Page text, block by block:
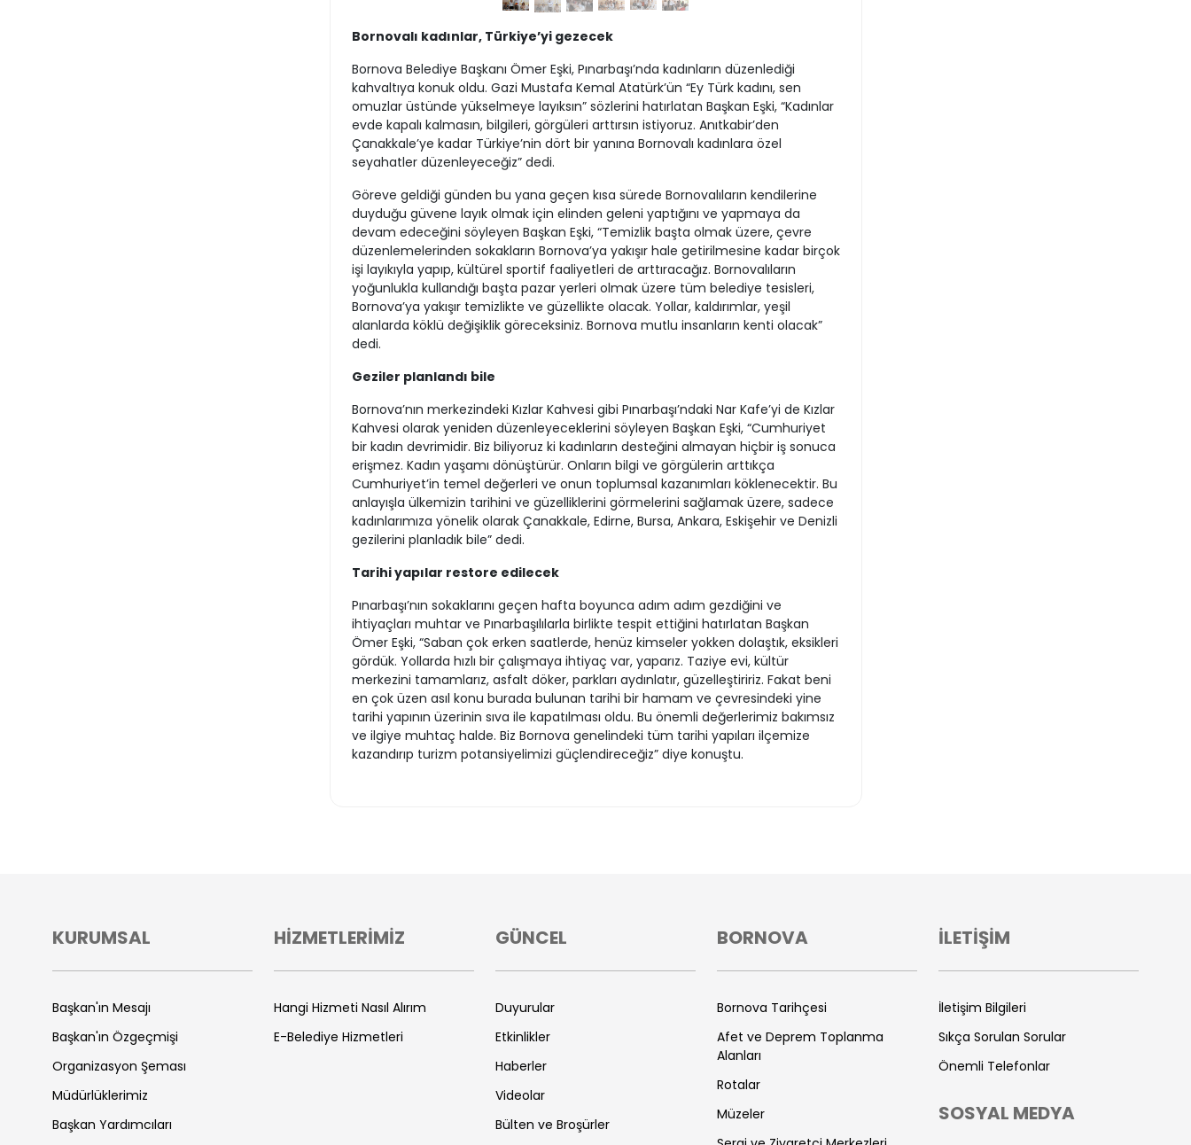
Bornovalı kadınlar, Türkiye’yi gezecek
Bornova Belediye Başkanı Ömer Eşki, Pınarbaşı’nda kadınların düzenlediği
kahvaltıya konuk oldu. Gazi Mustafa Kemal Atatürk’ün “Ey Türk kadını, sen
omuzlar üstünde yükselmeye layıksın” sözlerini hatırlatan Başkan Eşki, “Kadınlar
evde kapalı kalmasın, bilgileri, görgüleri arttırsın istiyoruz. Anıtkabir’den
Çanakkale’ye kadar Türkiye’nin dört bir yanına Bornovalı kadınlara özel
seyahatler düzenleyeceğiz” dedi.
Göreve geldiği günden bu yana geçen kısa sürede Bornovalıların kendilerine
duyduğu güvene layık olmak için elinden geleni yaptığını ve yapmaya da
devam edeceğini söyleyen Başkan Eşki, “Temizlik başta olmak üzere, çevre
düzenlemelerinden sokakların Bornova’ya yakışır hale getirilmesine kadar birçok
işi layıkıyla yapıp, kültürel sportif faaliyetleri de arttıracağız. Bornovalıların
yoğunlukla kullandığı başta pazar yerleri olmak üzere tüm belediye tesisleri,
Bornova’ya yakışır temizlikte ve güzellikte olacak. Yollar, kaldırımlar, yeşil
alanlarda köklü değişiklik göreceksiniz. Bornova mutlu insanların kenti olacak”
dedi.
Geziler planlandı bile
Bornova’nın merkezindeki Kızlar Kahvesi gibi Pınarbaşı’ndaki Nar Kafe’yi de Kızlar
Kahvesi olarak yeniden düzenleyeceklerini söyleyen Başkan Eşki, “Cumhuriyet
bir kadın devrimidir. Biz biliyoruz ki kadınların desteğini almayan hiçbir iş sonuca
erişmez. Kadın yaşamı dönüştürür. Onların bilgi ve görgülerin arttıkça
Cumhuriyet’in temel değerleri ve onun toplumsal kazanımları köklenecektir. Bu
anlayışla ülkemizin tarihini ve güzelliklerini görmelerini sağlamak üzere, sadece
kadınlarımıza yönelik olarak Çanakkale, Edirne, Bursa, Ankara, Eskişehir ve Denizli
gezilerini planladık bile” dedi.
Tarihi yapılar restore edilecek
Pınarbaşı’nın sokaklarını geçen hafta boyunca adım adım gezdiğini ve
ihtiyaçları muhtar ve Pınarbaşılılarla birlikte tespit ettiğini hatırlatan Başkan
Ömer Eşki, “Saban çok erken saatlerde, henüz kimseler yokken dolaştık, eksikleri
gördük. Yollarda hızlı bir çalışmaya ihtiyaç var, yaparız. Taziye evi, kültür
merkezini tamamlarız, asfalt döker, parkları aydınlatır, güzelleştiririz. Fakat beni
en çok üzen asıl konu burada bulunan tarihi bir hamam ve çevresindeki yine
tarihi yapının üzerinin sıva ile kapatılması oldu. Bu önemli değerlerimiz bakımsız
ve ilgiye muhtaç halde. Biz Bornova genelindeki tüm tarihi yapıları ilçemize
kazandırıp turizm potansiyelimizi güçlendireceğiz” diye konuştu.
KURUMSAL
Başkan'ın Mesajı
Başkan'ın Özgeçmişi
Organizasyon Şeması
Müdürlüklerimiz
Başkan Yardımcıları
HİZMETLERİMİZ
Hangi Hizmeti Nasıl Alırım
E-Belediye Hizmetleri
GÜNCEL
Duyurular
Etkinlikler
Haberler
Videolar
Bülten ve Broşürler
BORNOVA
Bornova Tarihçesi
Afet ve Deprem Toplanma
Alanları
Rotalar
Müzeler
İLETİŞİM
İletişim Bilgileri
Sıkça Sorulan Sorular
Önemli Telefonlar
SOSYAL MEDYA